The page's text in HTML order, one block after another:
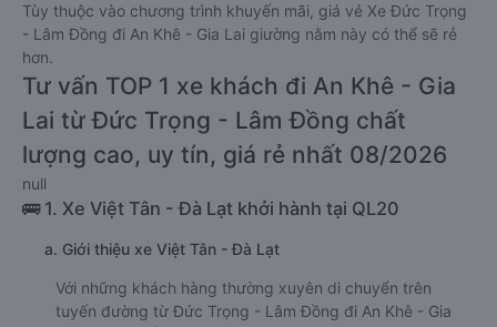
Tùy thuộc vào chương trình khuyến mãi, giá vé Xe Đức Trọng
- Lâm Đồng đi An Khê - Gia Lai giường nằm này có thể sẽ rẻ
hơn.
Tư vấn TOP 1 xe khách đi An Khê - Gia
Lai từ Đức Trọng - Lâm Đồng chất
lượng cao, uy tín, giá rẻ nhất 08/2026
null
🚌 1. Xe Việt Tân - Đà Lạt khởi hành tại QL20
a. Giới thiệu xe Việt Tân - Đà Lạt
Với những khách hàng thường xuyên di chuyển trên
tuyến đường từ Đức Trọng - Lâm Đồng đi An Khê - Gia